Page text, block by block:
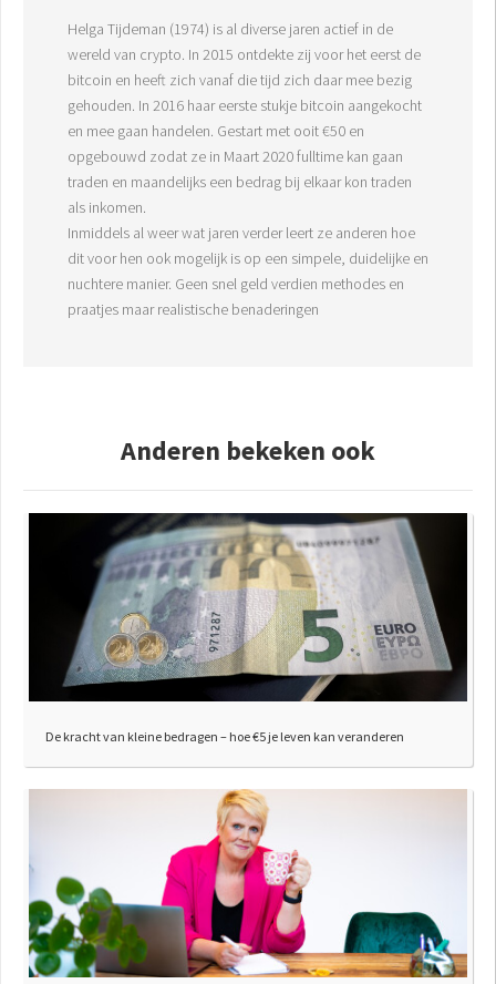
Helga Tijdeman (1974) is al diverse jaren actief in de
wereld van crypto. In 2015 ontdekte zij voor het eerst de
bitcoin en heeft zich vanaf die tijd zich daar mee bezig
gehouden. In 2016 haar eerste stukje bitcoin aangekocht
en mee gaan handelen. Gestart met ooit €50 en
opgebouwd zodat ze in Maart 2020 fulltime kan gaan
traden en maandelijks een bedrag bij elkaar kon traden
als inkomen.
Inmiddels al weer wat jaren verder leert ze anderen hoe
dit voor hen ook mogelijk is op een simpele, duidelijke en
nuchtere manier. Geen snel geld verdien methodes en
praatjes maar realistische benaderingen
Anderen bekeken ook
De kracht van kleine bedragen – hoe €5 je leven kan veranderen